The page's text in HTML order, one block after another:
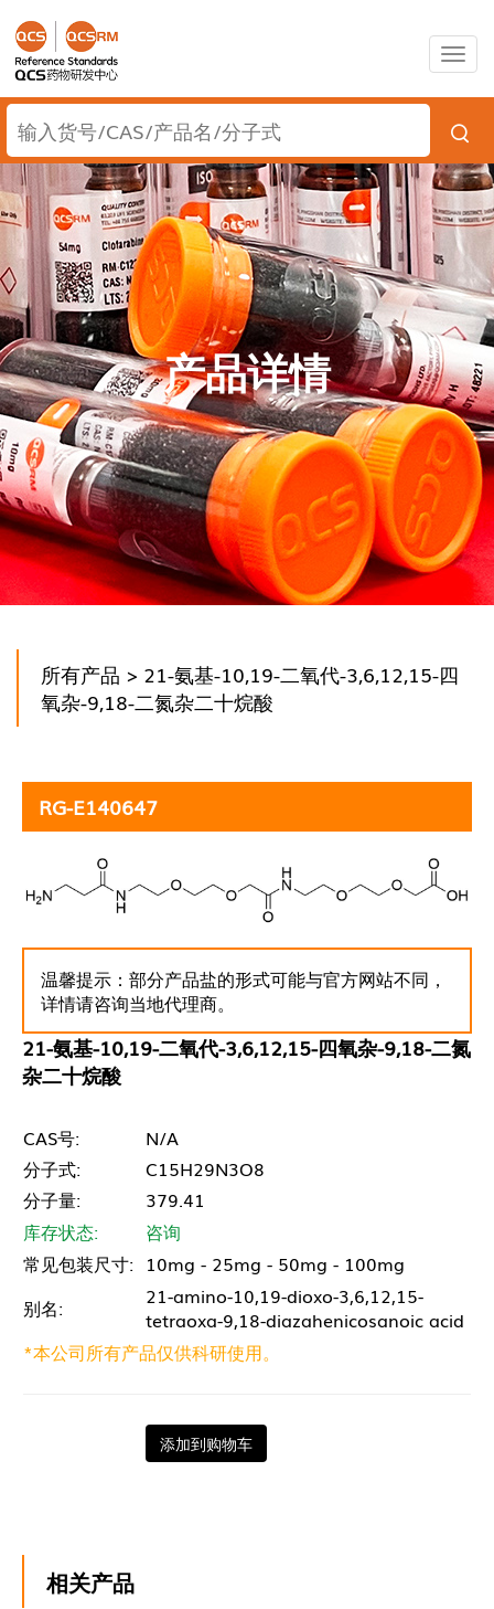
产品详情
所有产品 > 21-氨基-10,19-二氧代-3,6,12,15-四
氧杂-9,18-二氮杂二十烷酸
RG-E140647
温馨提示：部分产品盐的形式可能与官方网站不同，
详情请咨询当地代理商。
21-氨基-10,19-二氧代-3,6,12,15-四氧杂-9,18-二氮
杂二十烷酸
CAS号:
N/A
分子式:
C15H29N3O8
分子量:
379.41
库存状态:
咨询
常见包装尺寸: 10mg - 25mg - 50mg - 100mg
别名:
21-amino-10,19-dioxo-3,6,12,15-
tetraoxa-9,18-diazahenicosanoic acid
*本公司所有产品仅供科研使用。
添加到购物车
相关产品